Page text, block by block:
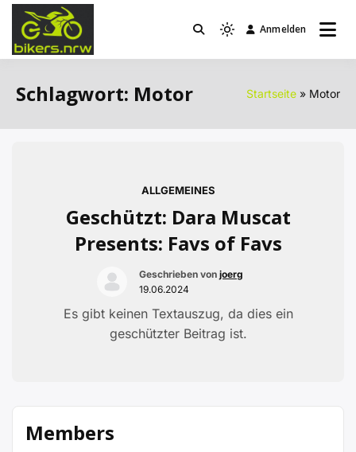
Zum
Inhalt
springen
Light
mode
Anmelden
Schlagwort: Motor Startseite Motor
ALLGEMEINES
Geschützt: Dara Muscat
Presents: Favs of Favs
Geschrieben von joerg
19.06.2024
Es gibt keinen Textauszug, da dies ein
geschützter Beitrag ist.
Members